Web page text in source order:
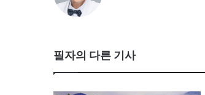
필자의 다른 기사